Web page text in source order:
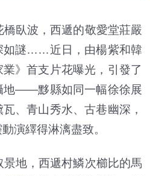
臥波，西遞的敬愛堂莊嚴
如謎……近日，由楊紫和韓
》首支片花曝光，引發了
地——黟縣如同一幅徐徐展
、青山秀水、古巷幽深，
演繹得淋漓盡致。
地，西遞村鱗次櫛比的馬